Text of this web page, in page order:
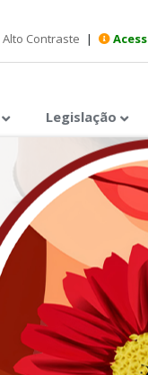
Alto Contraste |
Legislação